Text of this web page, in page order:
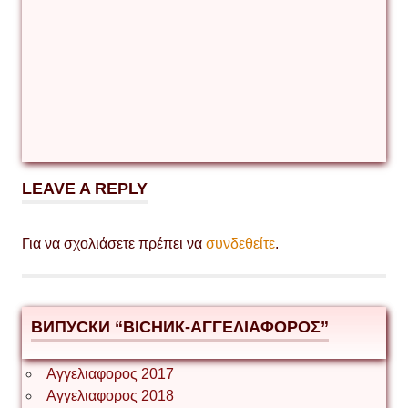
LEAVE A REPLY
Για να σχολιάσετε πρέπει να συνδεθείτε.
ВИПУСКИ “ВІСНИК-ΑΓΓΕΛΙΑΦΟΡΟΣ”
Αγγελιαφορος 2017
Αγγελιαφορος 2018